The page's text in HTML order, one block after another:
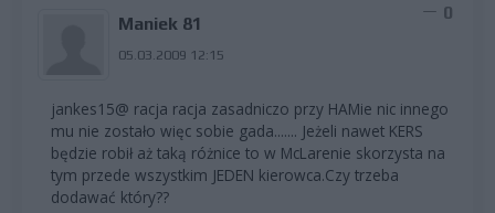
Maniek 81
05.03.2009 12:15
0
jankes15@ racja racja zasadniczo przy HAMie nic innego
mu nie zostało więc sobie gada....... Jeżeli nawet KERS
będzie robił aż taką różnice to w McLarenie skorzysta na
tym przede wszystkim JEDEN kierowca.Czy trzeba
dodawać który??